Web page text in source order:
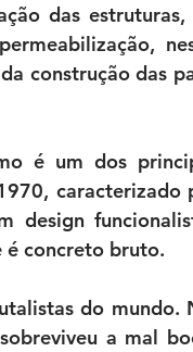
das
construção das
é um dos
caracterizado
design
é concreto bruto.
do mundo.
a mal